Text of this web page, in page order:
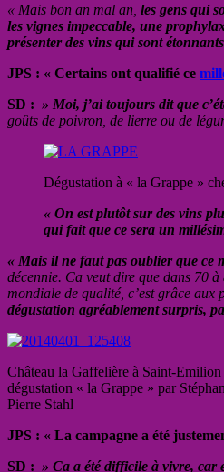
« Mais bon an mal an, les gens qui
les vignes impeccable, une
présenter des vins qui sont
JPS : « Certains ont qualifié ce
SD : » Moi, j’ai toujours dit que
goûts de poivron, de lierre ou de
Dégustation à « la Grappe »
« On est plutôt sur des vins
qui fait que ce sera un
« Mais il ne faut pas oublier que ce
décennie. Ca veut dire que dans 70
mondiale de qualité, c’est grâce aux
dégustation agréablement surpris,
Château la Gaffelière à Saint-Emilion
dégustation « la Grappe » par
Pierre Stahl
JPS : « La campagne a été
SD : » Ca a été difficile à vivre, car